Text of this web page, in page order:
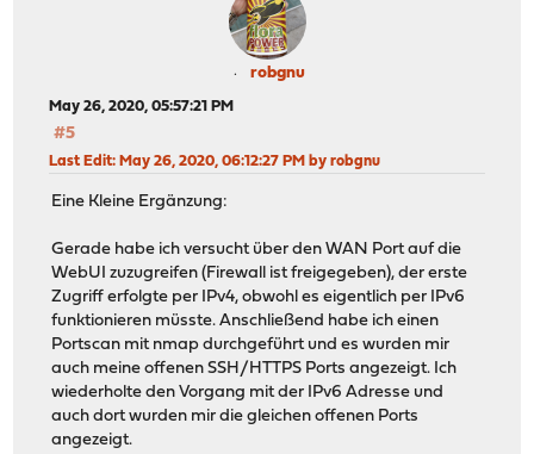
robgnu
May 26, 2020, 05:57:21 PM
#5
Last Edit: May 26, 2020, 06:12:27 PM by robgnu
Eine Kleine Ergänzung:
Gerade habe ich versucht über den WAN Port auf die
WebUI zuzugreifen (Firewall ist freigegeben), der erste
Zugriff erfolgte per IPv4, obwohl es eigentlich per IPv6
funktionieren müsste. Anschließend habe ich einen
Portscan mit nmap durchgeführt und es wurden mir
auch meine offenen SSH/HTTPS Ports angezeigt. Ich
wiederholte den Vorgang mit der IPv6 Adresse und
auch dort wurden mir die gleichen offenen Ports
angezeigt.